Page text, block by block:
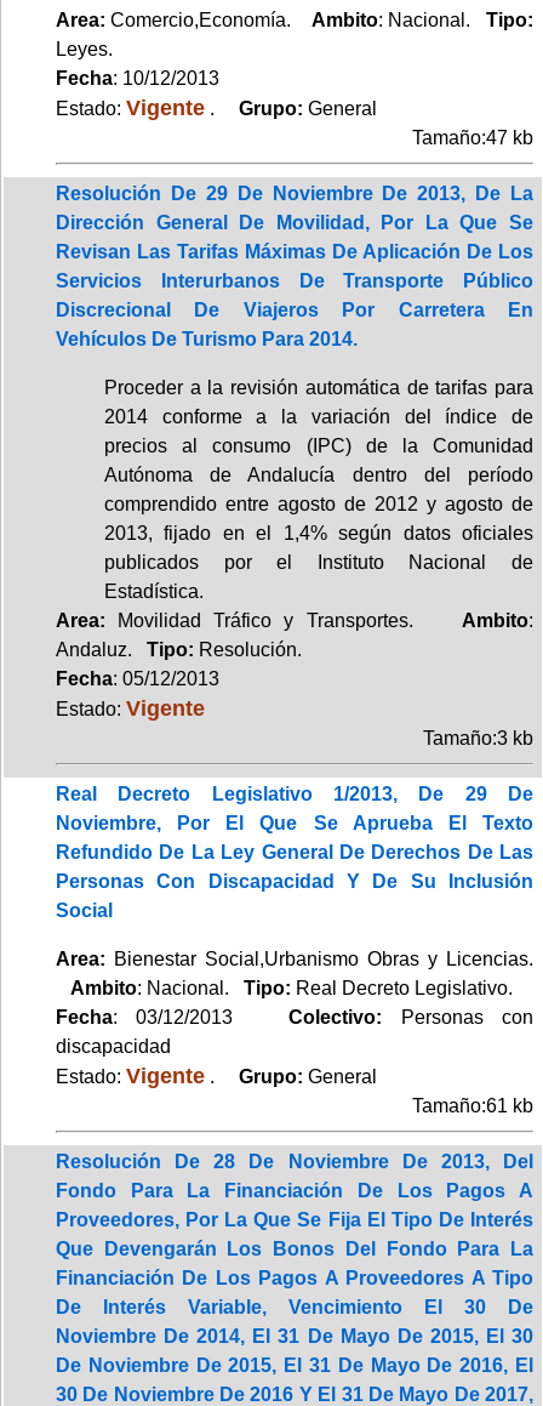
Area: Comercio,Economía.Ambito: Nacional.Tipo:
Leyes.
Fecha: 10/12/2013
Estado: Vigente . Grupo: General
Tamaño:47 kb
Resolución De 29 De Noviembre De 2013, De La
Dirección General De Movilidad, Por La Que Se
Revisan Las Tarifas Máximas De Aplicación De Los
Servicios Interurbanos De Transporte Público
Discrecional De Viajeros Por Carretera En
Vehículos De Turismo Para 2014.
Proceder a la revisión automática de tarifas para
2014 conforme a la variación del índice de
precios al consumo (IPC) de la Comunidad
Autónoma de Andalucía dentro del período
comprendido entre agosto de 2012 y agosto de
2013, fijado en el 1,4% según datos oficiales
publicados por el Instituto Nacional de
Estadística.
Area: Movilidad Tráfico y Transportes. Ambito:
Andaluz. Tipo: Resolución.
Fecha: 05/12/2013
Estado: Vigente
Tamaño:3 kb
Real Decreto Legislativo 1/2013, De 29 De
Noviembre, Por El Que Se Aprueba El Texto
Refundido De La Ley General De Derechos De Las
Personas Con Discapacidad Y De Su Inclusión
Social
Area: Bienestar Social,Urbanismo Obras y Licencias.
Ambito: Nacional. Tipo: Real Decreto Legislativo.
Fecha: 03/12/2013 Colectivo:
Personas con
discapacidad
Estado: Vigente . Grupo: General
Tamaño:61 kb
Resolución De 28 De Noviembre De 2013, Del
Fondo Para La Financiación De Los Pagos A
Proveedores, Por La Que Se Fija El Tipo De Interés
Que Devengarán Los Bonos Del Fondo Para La
Financiación De Los Pagos A Proveedores A Tipo
De Interés Variable, Vencimiento El 30 De
Noviembre De 2014, El 31 De Mayo De 2015, El 30
De Noviembre De 2015, El 31 De Mayo De 2016, El
30 De Noviembre De 2016 Y El 31 De Mayo De 2017,